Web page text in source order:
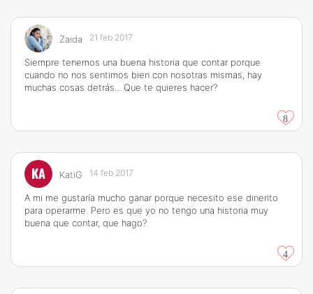
Zaida 21 feb 2017
Siempre tenemos una buena historia que contar porque
cuando no nos sentimos bien con nosotras mismas, hay
muchas cosas detrás... Que te quieres hacer?
8
KA KatiG 14 feb 2017
A mi me gustaría mucho ganar porque necesito ese dinerito
para operarme. Pero es que yo no tengo una historia muy
buena que contar, que hago?
4